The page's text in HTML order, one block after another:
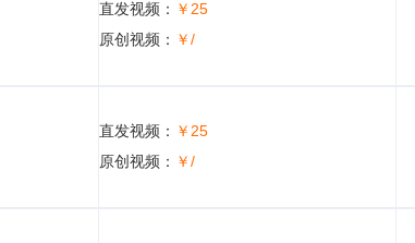
直发视频： ￥25
原创视频： ￥/
直发视频： ￥25
原创视频： ￥/